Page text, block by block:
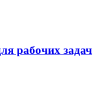
рабочих задач